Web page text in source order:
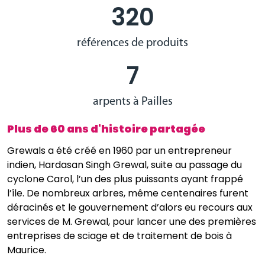
320
références de produits
7
arpents à Pailles
Plus de 60 ans d'histoire partagée
Grewals a été créé en 1960 par un entrepreneur
indien, Hardasan Singh Grewal, suite au passage du
cyclone Carol, l’un des plus puissants ayant frappé
l’île. De nombreux arbres, même centenaires furent
déracinés et le gouvernement d’alors eu recours aux
services de M. Grewal, pour lancer une des premières
entreprises de sciage et de traitement de bois à
Maurice.